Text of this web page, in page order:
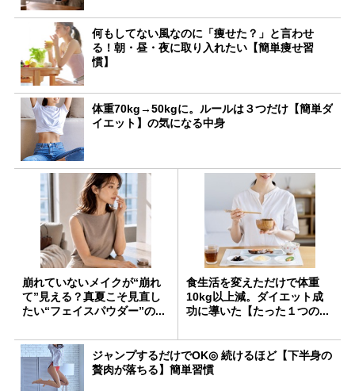
何もしてない風なのに「痩せた？」と言わせ
る！朝・昼・夜に取り入れたい【簡単痩せ習
慣】
体重70kg→50kgに。ルールは３つだけ【簡単ダ
イエット】の気になる中身
崩れていないメイクが“崩れ
て”見える？真夏こそ見直し
たい“フェイスパウダー”の...
食生活を変えただけで体重
10kg以上減。ダイエット成
功に導いた【たった１つの...
ジャンプするだけでOK◎ 続けるほど【下半身の
贅肉が落ちる】簡単習慣